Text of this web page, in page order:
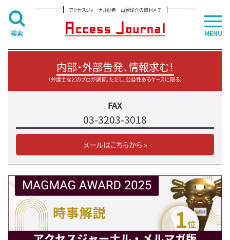
アクセスジャーナル記者 山岡俊介の取材メモ
内部・外部告発、情報求む！
（弁護士などのプロが調査。ただし、公益性あるケースに限る）
FAX
03-3203-3018
メールはこちらから »
MENU
検索